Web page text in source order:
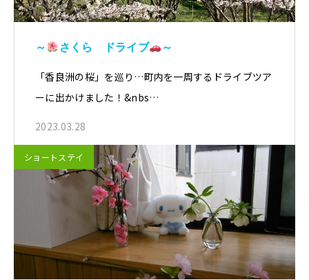
～ さくら ドライブ ～
「香良洲の桜」を巡り…町内を一周するドライブツア
ーに出かけました！&nbs…
2023.03.28
ショートステイ